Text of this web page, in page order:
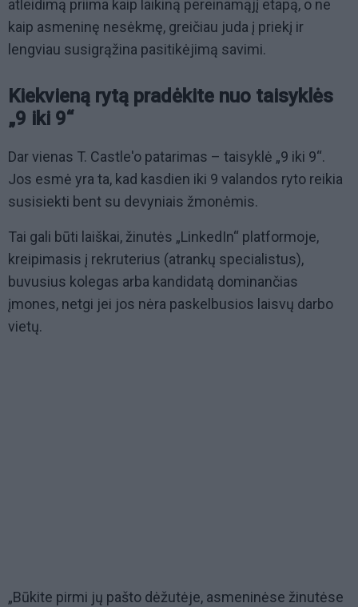
atleidimą priima kaip laikiną pereinamąjį etapą, o ne
kaip asmeninę nesėkmę, greičiau juda į priekį ir
lengviau susigrąžina pasitikėjimą savimi.
Kiekvieną rytą pradėkite nuo taisyklės
„9 iki 9“
Dar vienas T. Castle'o patarimas – taisyklė „9 iki 9“.
Jos esmė yra ta, kad kasdien iki 9 valandos ryto reikia
susisiekti bent su devyniais žmonėmis.
Tai gali būti laiškai, žinutės „LinkedIn“ platformoje,
kreipimasis į rekruterius (atrankų specialistus),
buvusius kolegas arba kandidatą dominančias
įmones, netgi jei jos nėra paskelbusios laisvų darbo
vietų.
„Būkite pirmi jų pašto dėžutėje, asmeninėse žinutėse